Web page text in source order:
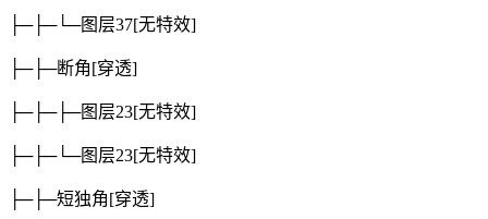
├─├─└─图层37[无特效]
├─├─断角[穿透]
├─├─├─图层23[无特效]
├─├─└─图层23[无特效]
├─├─短独角[穿透]